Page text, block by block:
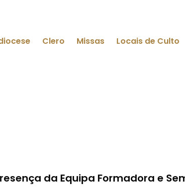
Clero Missas Locais de Culto
da Equipa Formadora e